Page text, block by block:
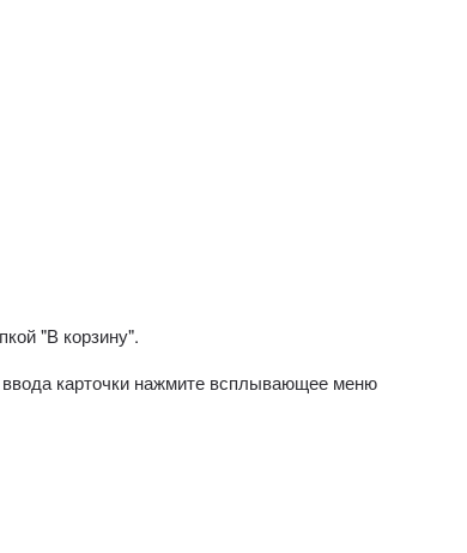
"В корзину".
карточки нажмите всплывающее меню